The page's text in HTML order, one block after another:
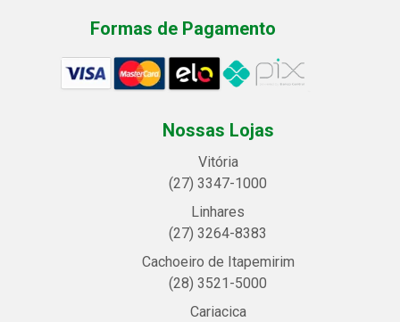
Formas de Pagamento
Nossas Lojas
Vitória
(27) 3347-1000
Linhares
(27) 3264-8383
Cachoeiro de Itapemirim
(28) 3521-5000
Cariacica